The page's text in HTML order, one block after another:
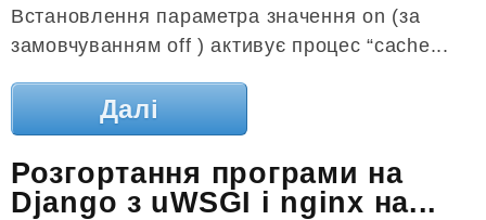
Встановлення параметра значення on (за
замовчуванням off ) активує процес “cache...
Далі
Розгортання програми на
Django з uWSGI і nginx на...